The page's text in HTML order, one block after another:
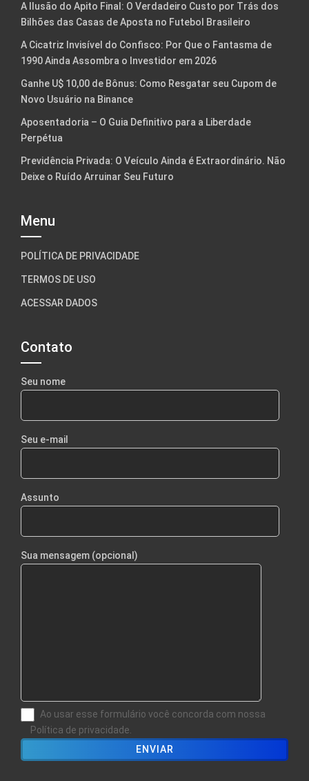
A Ilusão do Apito Final: O Verdadeiro Custo por Trás dos
Bilhões das Casas de Aposta no Futebol Brasileiro
A Cicatriz Invisível do Confisco: Por Que o Fantasma de
1990 Ainda Assombra o Investidor em 2026
Ganhe U$ 10,00 de Bônus: Como Resgatar seu Cupom de
Novo Usuário na Binance
Aposentadoria – O Guia Definitivo para a Liberdade
Perpétua
Previdência Privada: O Veículo Ainda é Extraordinário. Não
Deixe o Ruído Arruinar Seu Futuro
Menu
POLÍTICA DE PRIVACIDADE
TERMOS DE USO
ACESSAR DADOS
Contato
Seu nome
Seu e-mail
Assunto
Sua mensagem (opcional)
Ao usar esse formulário você concorda com nossa
Política de privacidade.